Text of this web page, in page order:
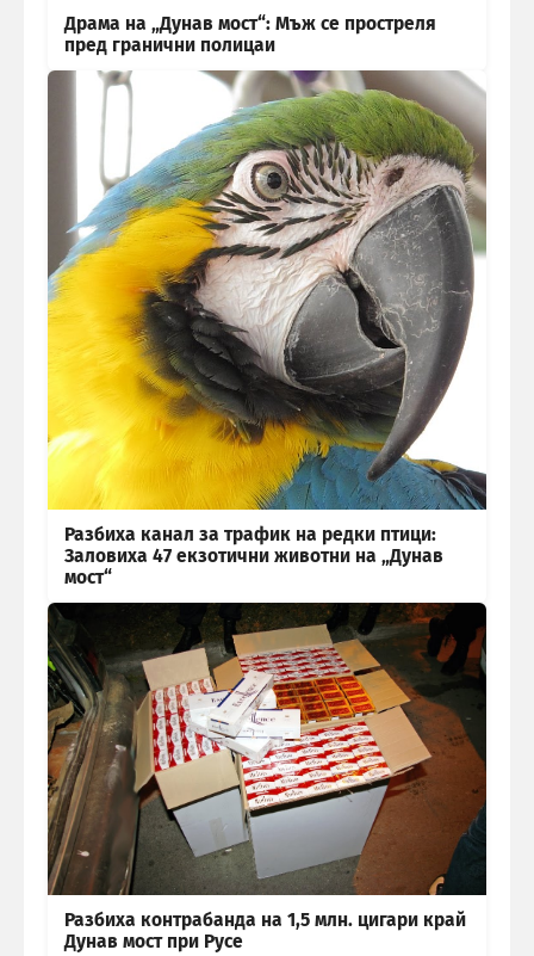
Драма на „Дунав мост“: Мъж се простреля
пред гранични полицаи
Разбиха канал за трафик на редки птици:
Заловиха 47 екзотични животни на „Дунав
мост“
Разбиха контрабанда на 1,5 млн. цигари край
Дунав мост при Русе